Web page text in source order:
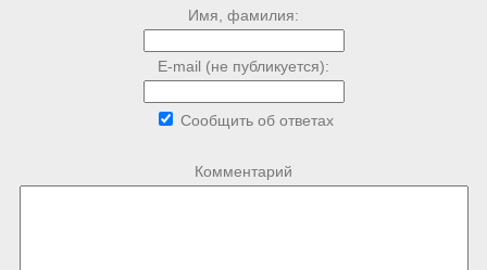
Имя, фамилия:
E-mail (не публикуется):
Сообщить об ответах
Комментарий